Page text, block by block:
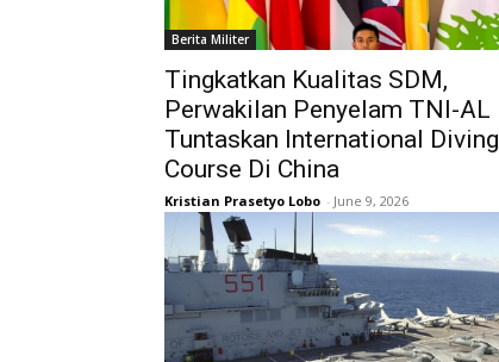
Berita Militer
Tingkatkan Kualitas SDM,
Perwakilan Penyelam TNI-AL
Tuntaskan International Diving
Course Di China
Kristian Prasetyo Lobo - June 9, 2026